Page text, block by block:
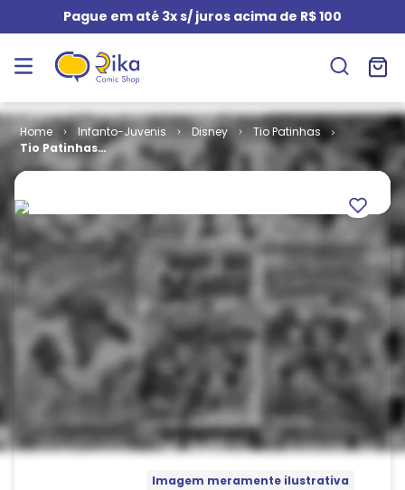
Pague em até 3x s/ juros acima de R$ 100
Infanto-Juvenis Disney
Tio Patinhas
Tio Patinhas
# 627
Imagem meramente ilustrativa